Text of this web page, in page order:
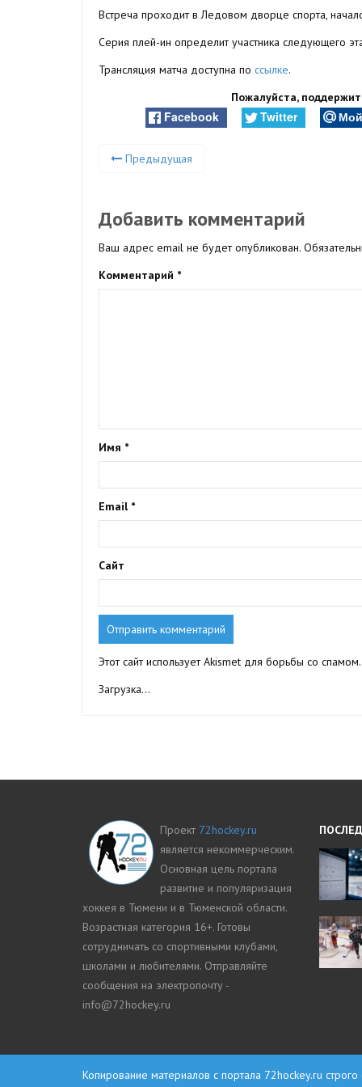
Встреча проходит в Ледовом дворце спорта,
Серия плей-ин определит участника следующего
Трансляция матча доступна по ссылке.
Пожалуйста,
Facebook Twitter
Предыдущая
Добавить комментарий
Ваш адрес email не будет опубликован.
Комментарий *
Имя *
Email *
Сайт
Этот сайт использует Akismet для борьбы со
Загрузка...
Проект 72hockey.ru
является некоммерческим.
Основная цель портала
развитие и популяризация
хоккея в Тюмени и в Тюменской области.
Возрастная категория 16+. Готовы
сотрудничать со спортивными клубами,
школами и любителями. Отправляйте
сообщения на электропочту -
info@72hockey.ru
Копирование материалов с портала 72hockey.ru строго